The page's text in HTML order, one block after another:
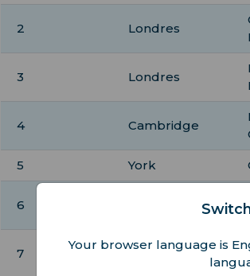
2 Londres
3 Londres
4 Cambridge
5 York
6
7 Edimburgo
Your browser language is